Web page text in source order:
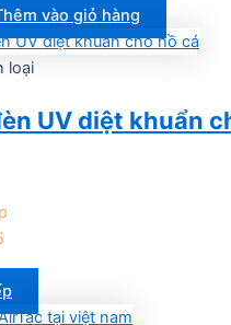
vào giỏ hàng
loại
UV diệt khuẩn